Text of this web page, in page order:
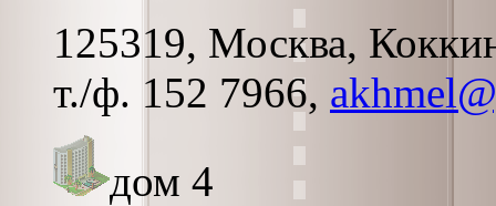
125319, Москва,
т./ф. 152 7966,
дом 4